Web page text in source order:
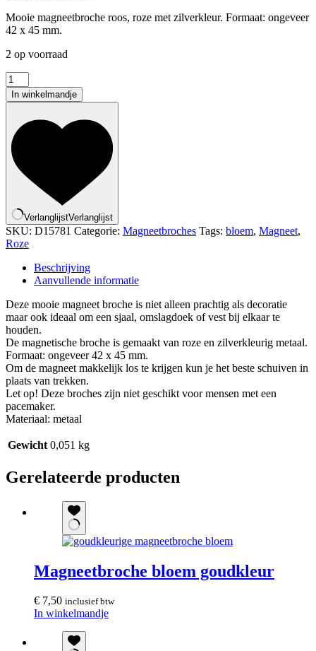
Mooie magneetbroche roos, roze met zilverkleur. Formaat: ongeveer
42 x 45 mm.
2 op voorraad
Magneetbroche
roos
roze
In winkelmandje
VerlanglijstVerlanglijst
SKU: D15781 Categorie: Magneetbroches Tags: bloem, Magneet,
Roze
Beschrijving
Aanvullende informatie
Deze mooie magneet broche is niet alleen prachtig als decoratie
maar ook ideaal om een sjaal, omslagdoek of vest bij elkaar te
houden.
De magnetische broche is gemaakt van roze en zilverkleurig metaal.
Formaat: ongeveer 42 x 45 mm.
Om de magneet makkelijk los te krijgen kun je het beste schuiven in
plaats van trekken.
Let op! Deze broches zijn niet geschikt voor mensen met een
pacemaker.
Materiaal: metaal
Gewicht 0,051 kg
Gerelateerde producten
Magneetbroche bloem goudkleur
€ 7,50 inclusief btw
In winkelmandje